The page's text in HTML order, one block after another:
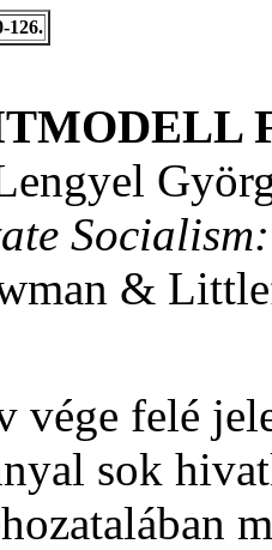
126.
&
vége felé
sok